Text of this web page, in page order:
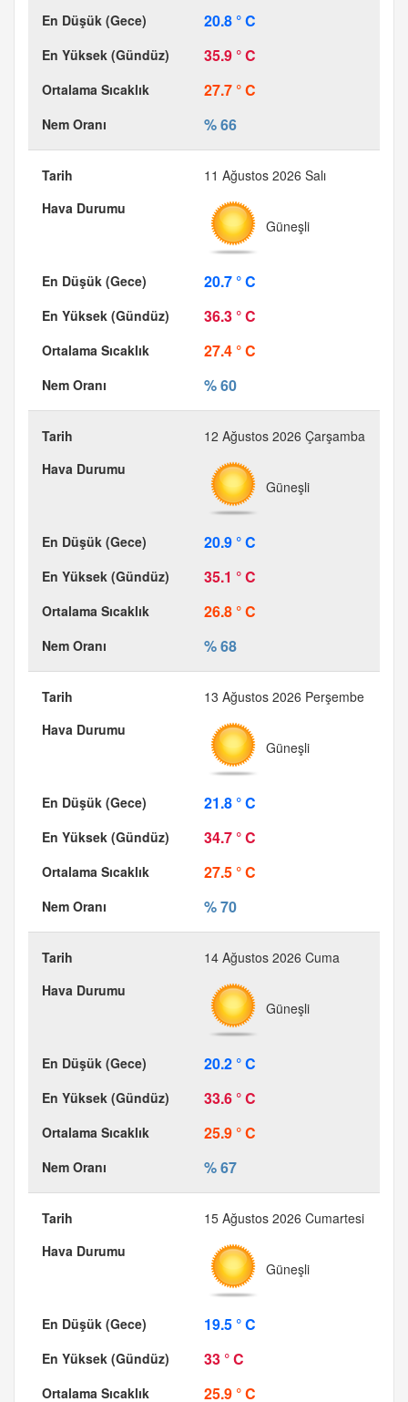
20.8 ° C
35.9 ° C
27.7 ° C
% 66
11 Ağustos 2026 Salı
Güneşli
20.7 ° C
36.3 ° C
27.4 ° C
% 60
12 Ağustos 2026 Çarşamba
Güneşli
20.9 ° C
35.1 ° C
26.8 ° C
% 68
13 Ağustos 2026 Perşembe
Güneşli
21.8 ° C
34.7 ° C
27.5 ° C
% 70
14 Ağustos 2026 Cuma
Güneşli
20.2 ° C
33.6 ° C
25.9 ° C
% 67
15 Ağustos 2026 Cumartesi
Güneşli
19.5 ° C
33 ° C
25.9 ° C